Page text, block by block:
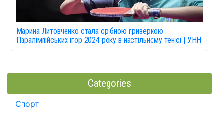
Марина Литовченко стала срібною призеркою
Паралімпійських ігор 2024 року в настільному тенісі | УНН
Categories
Спорт